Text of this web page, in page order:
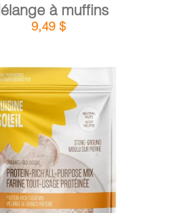
à muffins
9,49 $
AU PANIER / DÉTAILS